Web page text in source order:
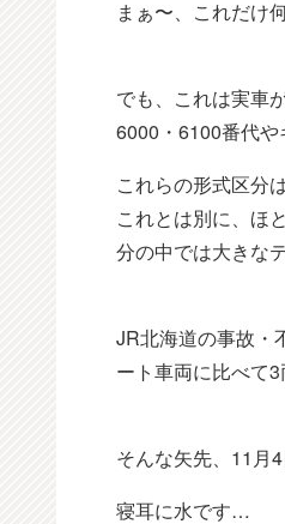
まぁ〜、これだけ
でも、これは実車
6000・6100番代や
これらの形式区分
これとは別に、ほ
分の中では大きな
JR北海道の事故・
ート車両に比べて
そんな矢先、11月
寝耳に水です…